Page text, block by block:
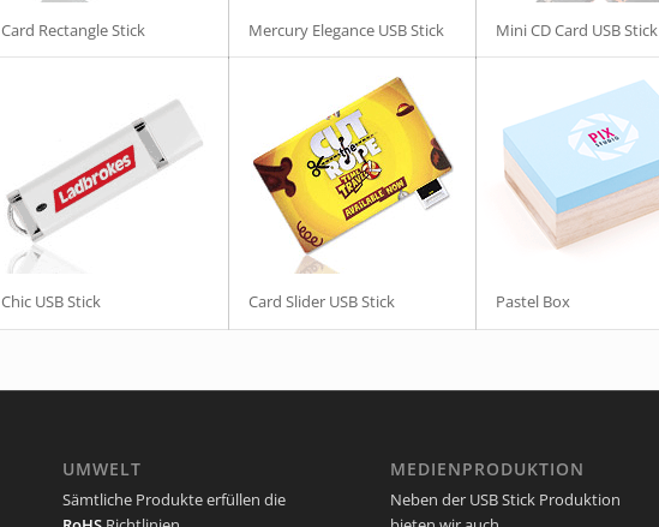
Card Rectangle Stick Mercury Elegance USB Stick Mini CD Card USB Stick
Chic USB Stick Card Slider USB Stick Pastel Box
UMWELT
Sämtliche Produkte erfüllen die
MEDIENPRODUKTION
Neben der USB Stick Produktion